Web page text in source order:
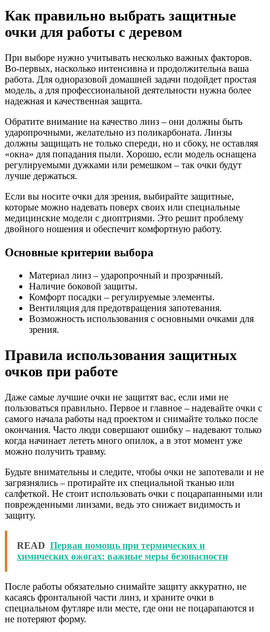
Как правильно выбрать защитные
очки для работы с деревом
При выборе нужно учитывать несколько важных факторов.
Во-первых, насколько интенсивна и продолжительна ваша
работа. Для одноразовой домашней задачи подойдет простая
модель, а для профессиональной деятельности нужна более
надежная и качественная защита.
Обратите внимание на качество линз – они должны быть
ударопрочными, желательно из поликарбоната. Линзы
должны защищать не только спереди, но и сбоку, не оставляя
«окна» для попадания пыли. Хорошо, если модель оснащена
регулируемыми дужками или ремешком – так очки будут
лучше держаться.
Если вы носите очки для зрения, выбирайте защитные,
которые можно надевать поверх своих или специальные
медицинские модели с диоптриями. Это решит проблему
двойного ношения и обеспечит комфортную работу.
Основные критерии выбора
Материал линз – ударопрочный и прозрачный.
Наличие боковой защиты.
Комфорт посадки – регулируемые элементы.
Вентиляция для предотвращения запотевания.
Возможность использования с основными очками для
зрения.
Правила использования защитных
очков при работе
Даже самые лучшие очки не защитят вас, если ими не
пользоваться правильно. Первое и главное – надевайте очки с
самого начала работы над проектом и снимайте только после
окончания. Часто люди совершают ошибку – надевают только
когда начинает лететь много опилок, а в этот момент уже
можно получить травму.
Будьте внимательны и следите, чтобы очки не запотевали и не
загрязнялись – протирайте их специальной тканью или
салфеткой. Не стоит использовать очки с поцарапанными или
поврежденными линзами, ведь это снижает видимость и
защиту.
READ Первая помощь при термических и
химических ожогах: важные меры безопасности
После работы обязательно снимайте защиту аккуратно, не
касаясь фронтальной части линз, и храните очки в
специальном футляре или месте, где они не поцарапаются и
не потеряют форму.